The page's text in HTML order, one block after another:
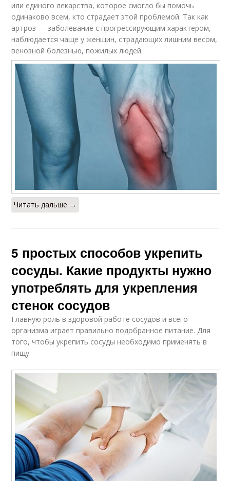
или единого лекарства, которое смогло бы помочь
одинаково всем, кто страдает этой проблемой. Так как
артроз — заболевание с прогрессирующим характером,
наблюдается чаще у женщин, страдающих лишним весом,
венозной болезнью, пожилых людей.
Читать дальше →
5 простых способов укрепить
сосуды. Какие продукты нужно
употреблять для укрепления
стенок сосудов
Главную роль в здоровой работе сосудов и всего
организма играет правильно подобранное питание. Для
того, чтобы укрепить сосуды необходимо применять в
пищу: